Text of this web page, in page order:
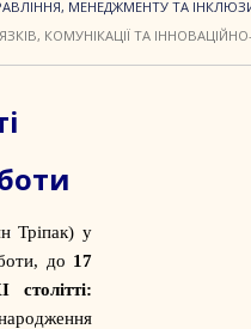
МЕНЕДЖМЕНТУ ТА
КОМУНІКАЦІЇ ТА
Тріпак) у
до 17